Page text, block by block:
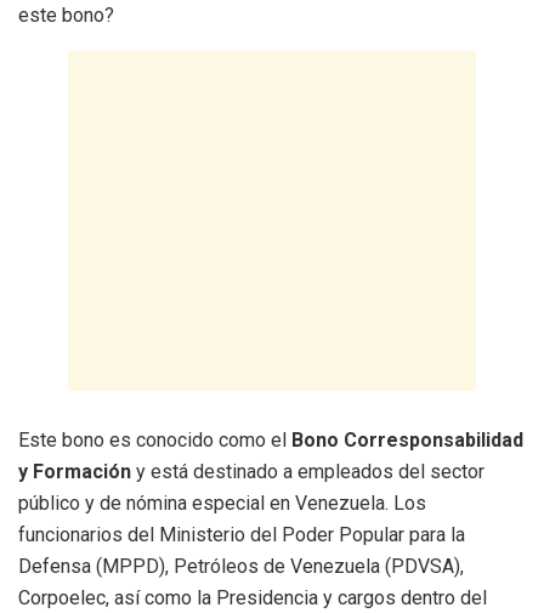
este bono?
Este bono es conocido como el Bono Corresponsabilidad
y Formación y está destinado a empleados del sector
público y de nómina especial en Venezuela. Los
funcionarios del Ministerio del Poder Popular para la
Defensa (MPPD), Petróleos de Venezuela (PDVSA),
Corpoelec, así como la Presidencia y cargos dentro del